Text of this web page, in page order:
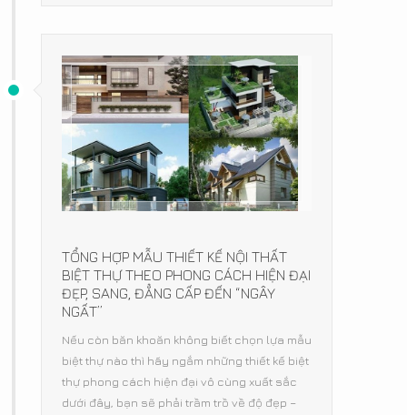
TỔNG HỢP MẪU THIẾT KẾ NỘI THẤT
BIỆT THỰ THEO PHONG CÁCH HIỆN ĐẠI
ĐẸP, SANG, ĐẲNG CẤP ĐẾN “NGÂY
NGẤT”
Nếu còn băn khoăn không biết chọn lựa mẫu
biệt thự nào thì hãy ngắm những thiết kế biệt
thự phong cách hiện đại vô cùng xuất sắc
dưới đây, bạn sẽ phải trầm trồ về độ đẹp –